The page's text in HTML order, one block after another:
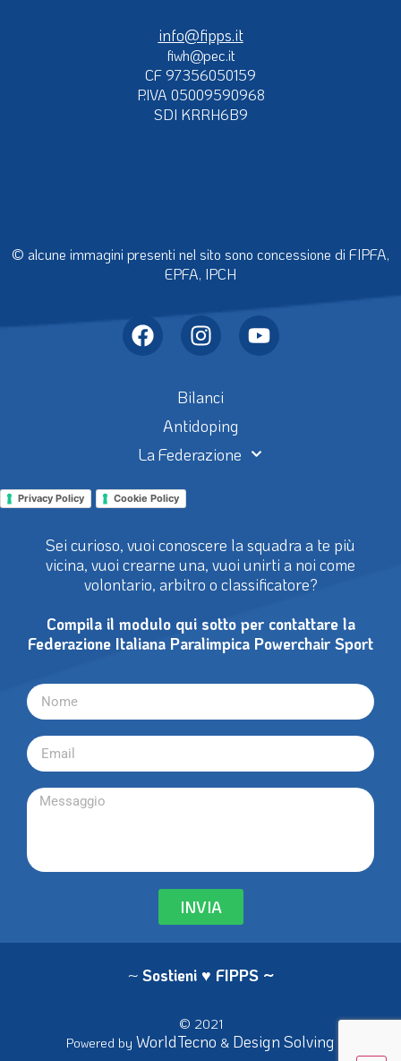
info@fipps.it
fiwh@pec.it
CF 97356050159
P.IVA 05009590968
SDI KRRH6B9
© alcune immagini presenti nel sito sono concessione di FIPFA,
EPFA, IPCH
Bilanci
Antidoping
La Federazione
Privacy Policy Cookie Policy
Sei curioso, vuoi conoscere la squadra a te più
vicina, vuoi crearne una, vuoi unirti a noi come
volontario, arbitro o classificatore?
Compila il modulo qui sotto per contattare la
Federazione Italiana Paralimpica Powerchair Sport
INVIA
~ Sostieni ♥ FIPPS ~
© 2021
Powered by WorldTecno & Design Solving